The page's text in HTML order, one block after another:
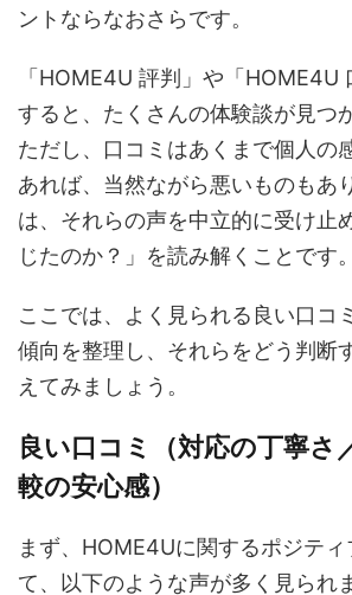
ントならなおさらです。
「HOME4U 評判」や「HOME4U
すると、たくさんの体験談が見つ
ただし、口コミはあくまで個人の
あれば、当然ながら悪いものもあ
は、それらの声を中立的に受け止
じたのか？」を読み解くことです。
ここでは、よく見られる良い口コ
傾向を整理し、それらをどう判断
えてみましょう。
良い口コミ（対応の丁寧さ
較の安心感）
まず、HOME4Uに関するポジティ
て、以下のような声が多く見られ